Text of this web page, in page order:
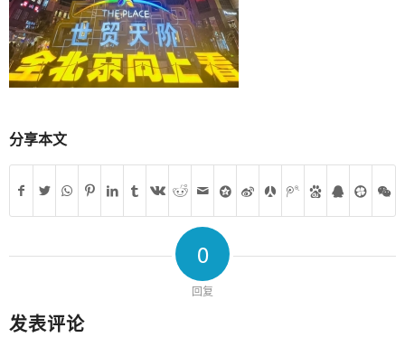
分享本文
0
回复
发表评论